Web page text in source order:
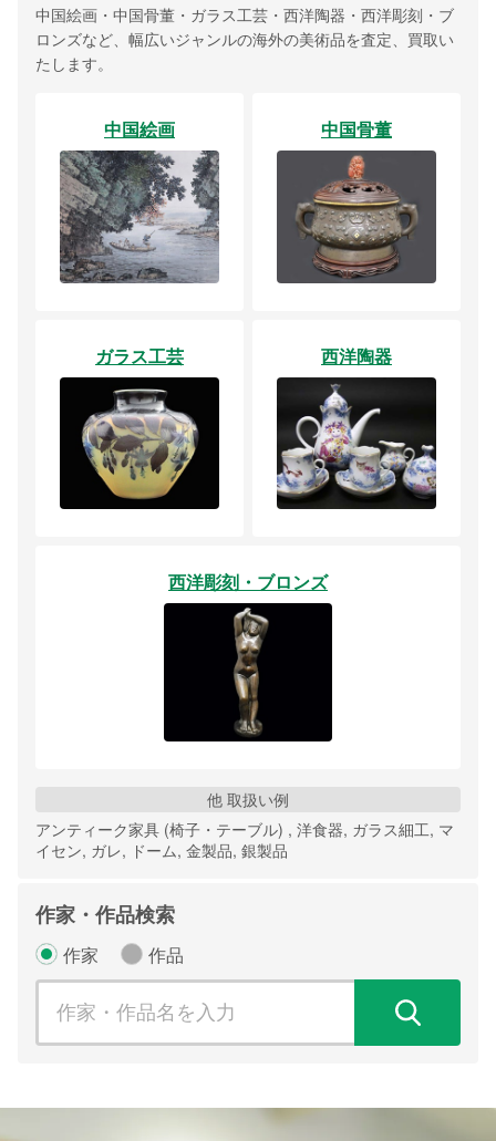
中国絵画・中国骨董・ガラス工芸・西洋陶器・西洋彫刻・ブ
ロンズなど、幅広いジャンルの海外の美術品を査定、買取い
たします。
中国絵画 中国骨董
ガラス工芸 西洋陶器
西洋彫刻・ブロンズ
他 取扱い例
アンティーク家具 (椅子・テーブル) , 洋食器, ガラス細工, マ
イセン, ガレ, ドーム, 金製品, 銀製品
作家・作品検索
作家 作品